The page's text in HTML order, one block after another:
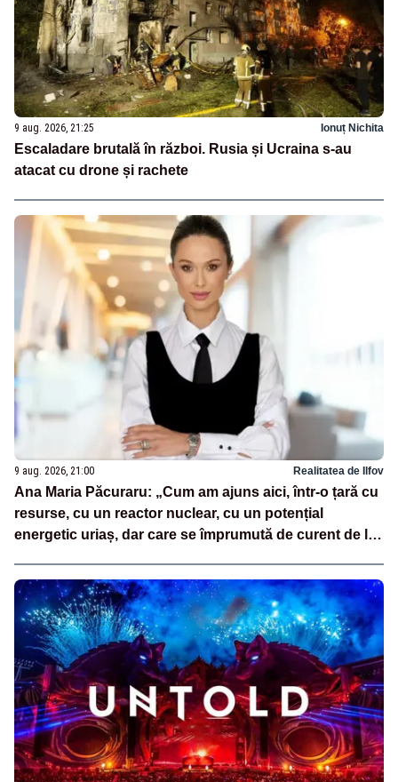
9 aug. 2026, 21:25 Ionuț Nichita
Escaladare brutală în război. Rusia și Ucraina s-au
atacat cu drone și rachete
9 aug. 2026, 21:00 Realitatea de Ilfov
Ana Maria Păcuraru: „Cum am ajuns aici, într-o țară cu
resurse, cu un reactor nuclear, cu un potențial
energetic uriaș, dar care se împrumută de curent de la